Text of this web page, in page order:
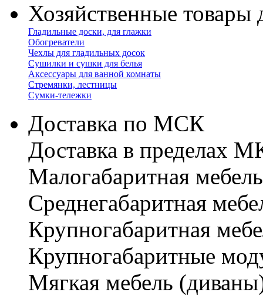
Хозяйственные товары
Гладильные доски, для глажки
Обогреватели
Чехлы для гладильных досок
Сушилки и сушки для белья
Аксессуары для ванной комнаты
Стремянки, лестницы
Сумки-тележки
Доставка по МСК
Доставка в пределах
Малогабаритная
Cреднегабаритная
Крупногабаритная
Крупногабаритные
Мягкая мебель